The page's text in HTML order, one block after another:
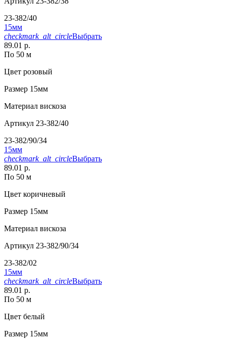
23-382/40
15мм
checkmark_alt_circleВыбрать
89.01 р.
По 50 м
Цвет розовый
Размер 15мм
Материал вискоза
Артикул 23-382/40
23-382/90/34
15мм
checkmark_alt_circleВыбрать
89.01 р.
По 50 м
Цвет коричневый
Размер 15мм
Материал вискоза
Артикул 23-382/90/34
23-382/02
15мм
checkmark_alt_circleВыбрать
89.01 р.
По 50 м
Цвет белый
Размер 15мм